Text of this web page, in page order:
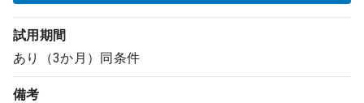
試用期間
あり（3か月）同条件
備考